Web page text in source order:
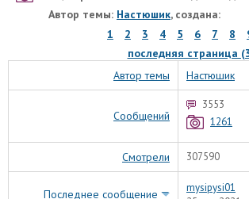
Автор темы: Настюшик, создана:
1
2 3 4 5 6 7 8
последняя страница
Автор темы Настюшик
Сообщений
3553
1261
Смотрели 307590
Последнее сообщение
mysipysi01